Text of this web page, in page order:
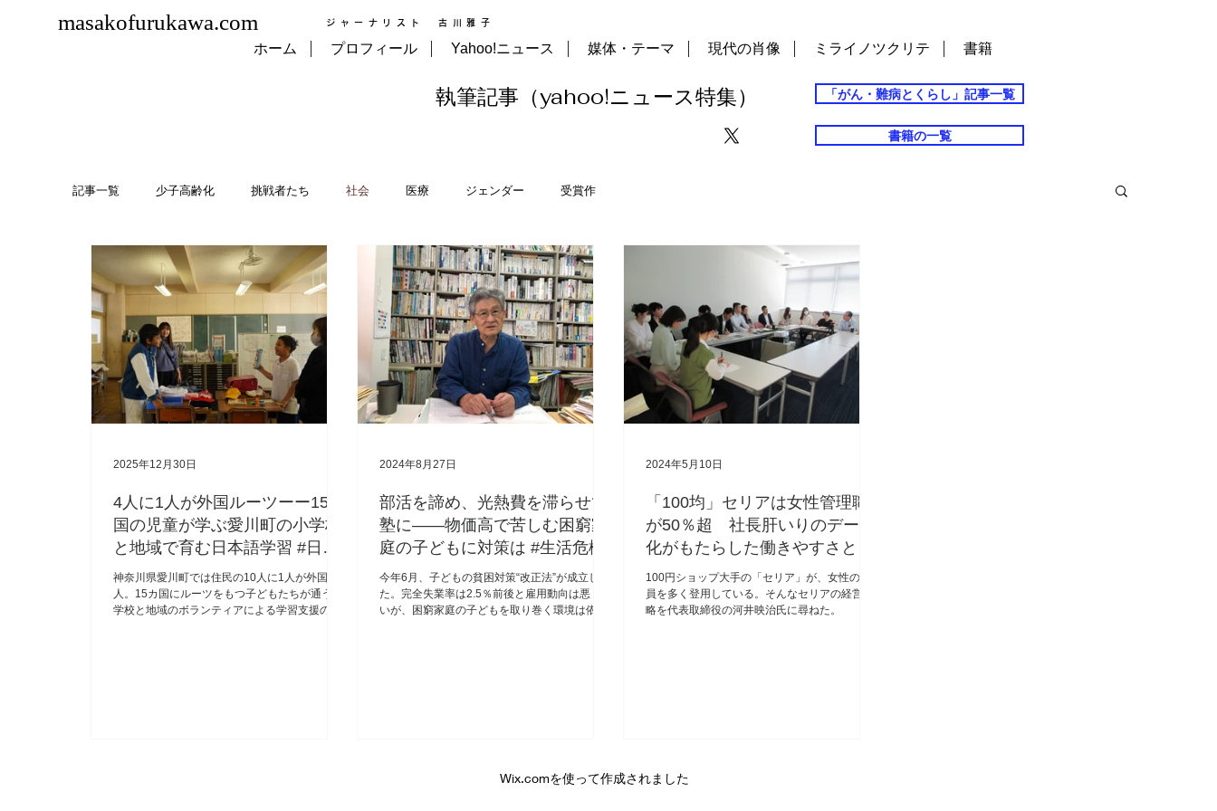
masakofurukawa.com ジャーナリスト 古川雅子
ホーム プロフィール Yahoo!ニュース 媒体・テーマ 現代の肖像 ミライノツクリテ 書籍
執筆記事（yahoo!ニュース特集） 「がん・難病とくらし」記事一覧
書籍の一覧
記事一覧 少子高齢化 挑戦者たち 社会 医療 ジェンダー 受賞作
4人に1人が外国ルーツーー15カ
国の児童が学ぶ愛川町の小学校
と地域で育む日本語学習 #日本
社会と外国人
神奈川県愛川町では住民の10人に1人が外国
人。15カ国にルーツをもつ子どもたちが通う小
学校と地域のボランティアによる学習支援の現
2025年12月30日
部活を諦め、光熱費を滞らせて
塾に――物価高で苦しむ困窮家
庭の子どもに対策は #生活危機
今年6月、子どもの貧困対策“改正法”が成立し
た。完全失業率は2.5％前後と雇用動向は悪くな
いが、困窮家庭の子どもを取り巻く環境は依然
2024年8月27日
「100均」セリアは女性管理職
が50％超 社長肝いりのデータ
化がもたらした働きやすさと
は？ #令和に働く
100円ショップ大手の「セリア」が、女性の社
員を多く登用している。そんなセリアの経営戦
略を代表取締役の河井映治氏に尋ねた。
2024年5月10日
Wix.comを使って作成されました